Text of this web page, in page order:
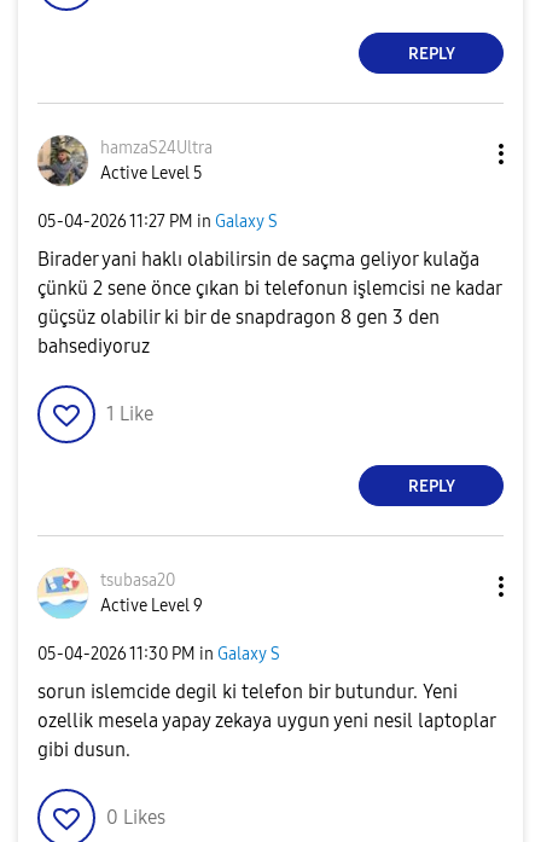
REPLY
hamzaS24Ultra
Active Level 5
‎05-04-202611:27 PM in Galaxy S
Birader yani haklı olabilirsin de saçma geliyor kulağa
çünkü 2 sene önce çıkan bi telefonun işlemcisi ne kadar
güçsüz olabilir ki bir de snapdragon 8 gen 3 den
bahsediyoruz
1 Like
REPLY
tsubasa20
Active Level 9
‎05-04-202611:30 PM in Galaxy S
sorun islemcide degil ki telefon bir butundur. Yeni
ozellik mesela yapay zekaya uygun yeni nesil laptoplar
gibi dusun.
0 Likes